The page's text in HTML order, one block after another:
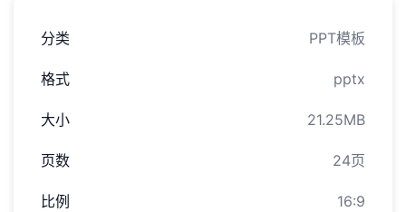
分类 PPT模板
格式 pptx
大小 21.25MB
页数 24页
比例 16:9